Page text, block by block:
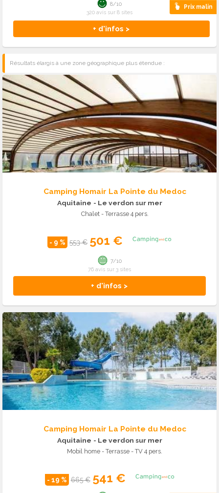
Prix malin
+ d'infos >
8/10
320 avis sur 8 sites
Résultats élargis à une zone géographique plus étendue :
Camping Homair La Pointe du Medoc
Aquitaine - Le verdon sur mer
Chalet - Terrasse 4 pers.
- 9 % 553 € 501 €
+ d'infos >
7/10
76 avis sur 3 sites
Camping Homair La Pointe du Medoc
Aquitaine - Le verdon sur mer
Mobil home - Terrasse - TV 4 pers.
- 19 % 665 € 541 €